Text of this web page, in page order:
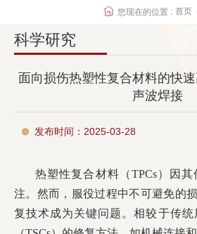
师资队伍
科学研究
人才培养
学生工作
您现在的位置 : 首页
科学研究
面向损伤热塑性复合材料的快
声波焊接
发布时间：2025-03-28
热塑性复合材料（TPCs）因
注。然而，服役过程中不可避免的
复技术成为关键问题。相较于传